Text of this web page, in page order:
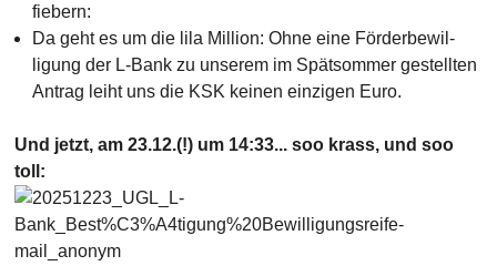
fiebern:
Da geht es um die lila Million: Ohne eine Förder­be­wil­
ligung der L-Bank zu unserem im Spät­sommer gestell­ten
An­trag leiht uns die KSK keinen ein­zigen Euro.
Und jetzt, am 23.12.(!) um 14:33... soo krass, und soo
toll: